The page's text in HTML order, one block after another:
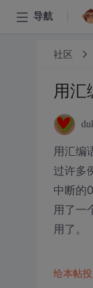
导航
社区
用汇
用汇编
过许多
中断的
用了一
用了。
给本帖